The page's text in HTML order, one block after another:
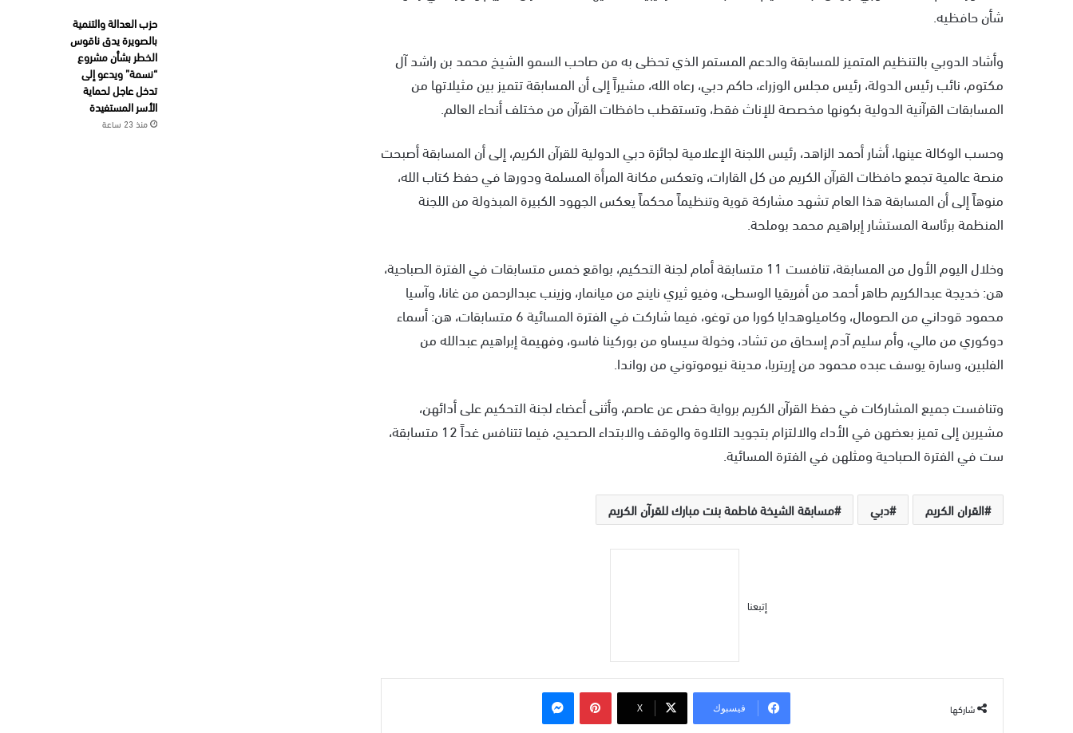
شأن حافظيه.
وأشاد الدوبي بالتنظيم المتميز للمسابقة والدعم المستمر الذي تحظى به من صاحب السمو الشيخ محمد بن راشد آل
مكتوم، نائب رئيس الدولة، رئيس مجلس الوزراء، حاكم دبي، رعاه الله، مشيراً إلى أن المسابقة تتميز بين مثيلاتها من
المسابقات القرآنية الدولية بكونها مخصصة للإناث فقط، وتستقطب حافظات القرآن من مختلف أنحاء العالم.
وحسب الوكالة عينها، أشار أحمد الزاهد، رئيس اللجنة الإعلامية لجائزة دبي الدولية للقرآن الكريم، إلى أن المسابقة أصبحت
منصة عالمية تجمع حافظات القرآن الكريم من كل القارات، وتعكس مكانة المرأة المسلمة ودورها في حفظ كتاب الله،
منوهاً إلى أن المسابقة هذا العام تشهد مشاركة قوية وتنظيماً محكماً يعكس الجهود الكبيرة المبذولة من اللجنة
المنظمة برئاسة المستشار إبراهيم محمد بوملحة.
وخلال اليوم الأول من المسابقة، تنافست 11 متسابقة أمام لجنة التحكيم، بواقع خمس متسابقات في الفترة الصباحية،
هن: خديجة عبدالكريم طاهر أحمد من أفريقيا الوسطى، وفيو ثيري ناينج من ميانمار، وزينب عبدالرحمن من غانا، وآسيا
محمود قوداني من الصومال، وكاميلوهدايا كورا من توغو، فيما شاركت في الفترة المسائية 6 متسابقات، هن: أسماء
دوكوري من مالي، وأم سليم آدم إسحاق من تشاد، وخولة سيساو من بوركينا فاسو، وفهيمة إبراهيم عبدالله من
الفلبين، وسارة يوسف عبده محمود من إريتريا، مدينة نيوموتوني من رواندا.
وتنافست جميع المشاركات في حفظ القرآن الكريم برواية حفص عن عاصم، وأثنى أعضاء لجنة التحكيم على أدائهن،
مشيرين إلى تميز بعضهن في الأداء والالتزام بتجويد التلاوة والوقف والابتداء الصحيح، فيما تتنافس غداً 12 متسابقة،
ست في الفترة الصباحية ومثلهن في الفترة المسائية.
القران الكريم دبي مسابقة الشيخة فاطمة بنت مبارك للقرآن الكريم
إتبعنا
شاركها فيسبوك ‫X
بينتيريست
حزب العدالة والتنمية
بالصويرة يدق ناقوس
الخطر بشأن مشروع
“نسمة” ويدعو إلى
تدخل عاجل لحماية
الأسر المستفيدة
منذ 23 ساعة